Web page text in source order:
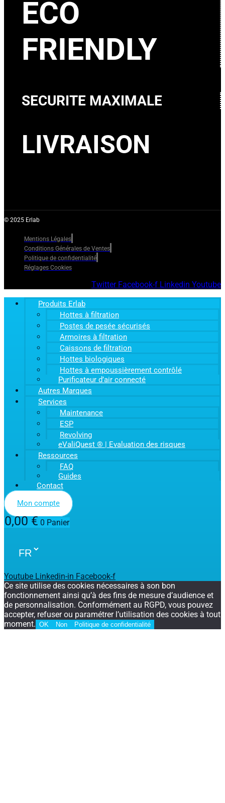
ECO
FRIENDLY
SECURITE MAXIMALE
LIVRAISON
© 2025 Erlab
Mentions Légales
Conditions Générales de Ventes
Politique de confidentialité
Réglages Cookies
Twitter Facebook-f Linkedin Youtube
Produits Erlab
Hottes à filtration
Postes de pesée sécurisés
Armoires à filtration
Caissons de filtration
Hottes biologiques
Hottes à empoussièrement contrôlé
Purificateur d’air connecté
Autres Marques
Services
Maintenance
ESP
Revolving
eValiQuest ® | Evaluation des risques
Ressources
FAQ
Guides
Contact
Mon compte
0,00€ 0 Panier
Youtube Linkedin-in Facebook-f
Ce site utilise des cookies nécessaires à son bon
fonctionnement ainsi qu’à des fins de mesure d’audience et
de personnalisation. Conformément au RGPD, vous pouvez
accepter, refuser ou paramétrer l’utilisation des cookies à tout
moment. OK Non Politique de confidentialité